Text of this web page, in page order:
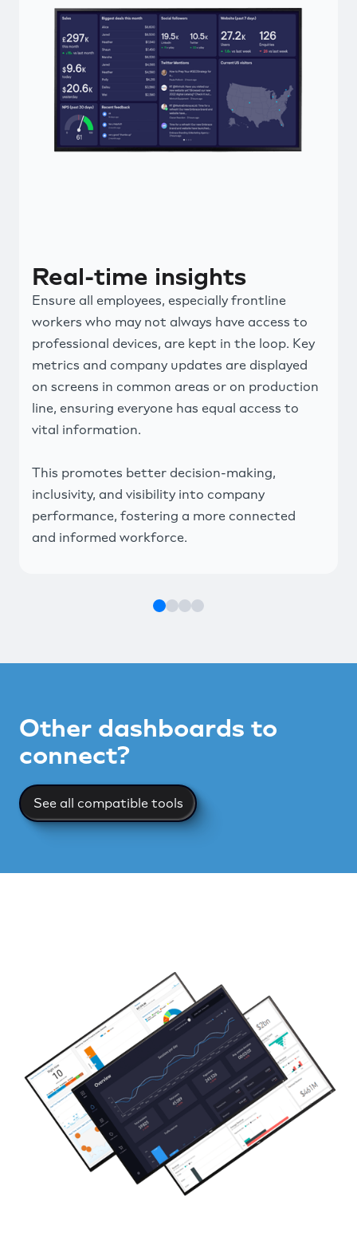
Real-time insights
Ensure all employees, especially frontline
workers who may not always have access to
professional devices, are kept in the loop. Key
metrics and company updates are displayed
on screens in common areas or on production
line, ensuring everyone has equal access to
vital information.
This promotes better decision-making,
inclusivity, and visibility into company
performance, fostering a more connected
and informed workforce.
Other dashboards to
connect?
See all compatible toolsSee all compatible tools